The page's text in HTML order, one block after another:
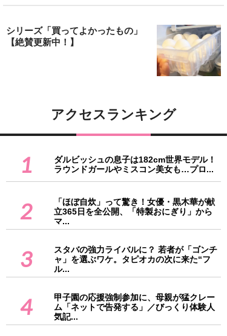
シリーズ「買ってよかったもの」
【絶賛更新中！】
アクセスランキング
1
ダルビッシュの息子は182cm世界モデル！
ラウンドガールやミスコン美女も…プロ...
2
「ほぼ自炊」って驚き！女優・黒木華が献
立365日を全公開、「特製おにぎり」から
マ...
3
スタバの強力ライバルに？ 若者が「ゴンチ
ャ」を選ぶワケ。タピオカの次に来た“フ
ル...
4
甲子園の応援強制参加に、母親が猛クレー
ム「ネットで告発する」／びっくり体験人
気記...